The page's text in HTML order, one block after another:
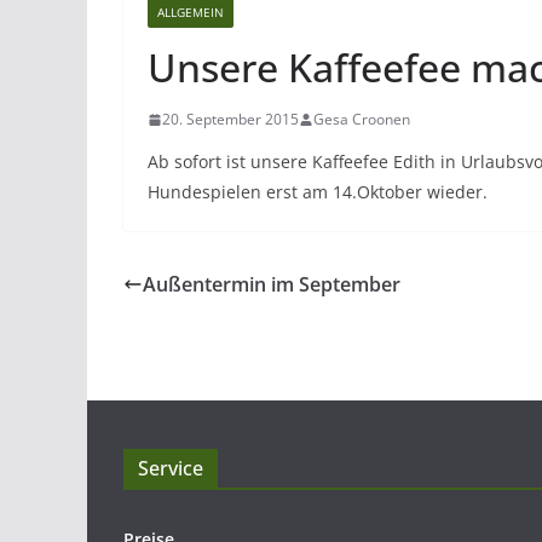
ALLGEMEIN
Unsere Kaffeefee
20. September 2015 Gesa Croonen
Ab sofort ist unsere Kaffeefee Edith in
Hundespielen erst am 14.Oktober wieder.
Außentermin im September
Service